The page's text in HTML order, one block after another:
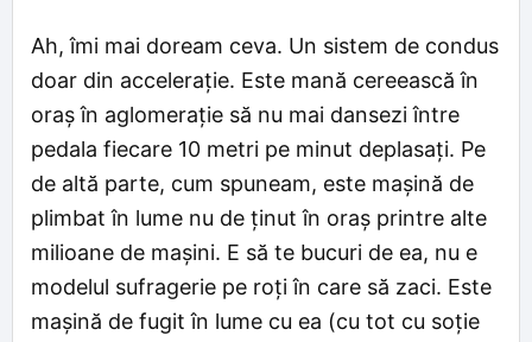
Ah, îmi mai doream ceva. Un sistem de condus
doar din accelerație. Este mană cereească în
oraș în aglomerație să nu mai dansezi între
pedala fiecare 10 metri pe minut deplasați. Pe
de altă parte, cum spuneam, este mașină de
plimbat în lume nu de ținut în oraș printre alte
milioane de mașini. E să te bucuri de ea, nu e
modelul sufragerie pe roți în care să zaci. Este
mașină de fugit în lume cu ea (cu tot cu soție